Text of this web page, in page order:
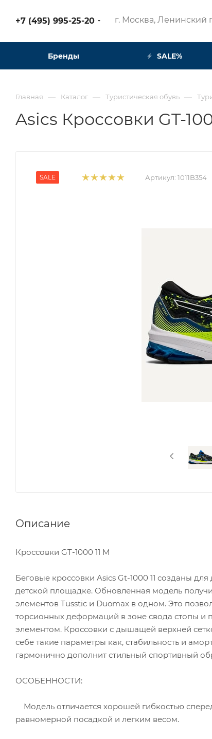
+7 (495) 995-25-20​ г. Москва, Ленинский
Бренды SALE%
Главная — Каталог — Туристическая обувь —
Asics Кроссовки GT-
SALE Артикул: 1011B354
Описание
Кроссовки GT-1000 11 M
Беговые кроссовки Asics Gt-1000 11 созданы
детской площадке. Обновленная модель
элементов Tusstic и Duomax в одном. Это
торсионных деформаций в зоне свода стопы и
элементом. Кроссовки с дышащей верхней
себе такие параметры как, стабильность и
гармонично дополнит стильный спортивный
ОСОБЕННОСТИ:
Модель отличается хорошей гибкостью
равномерной посадкой и легким весом.